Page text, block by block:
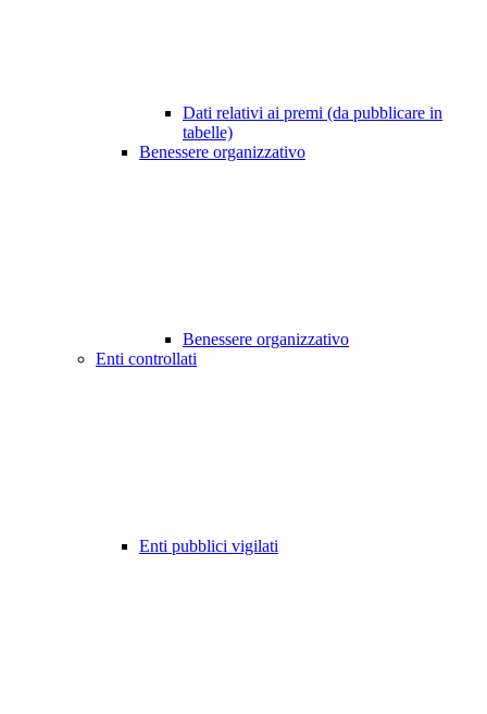
Dati relativi ai premi (da pubblicare in
tabelle)
Benessere organizzativo
Benessere organizzativo
Enti controllati
Enti pubblici vigilati